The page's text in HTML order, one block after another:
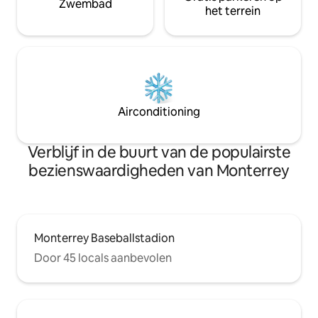
Zwembad
het terrein
Airconditioning
Verblijf in de buurt van de populairste
bezienswaardigheden van Monterrey
Monterrey Baseballstadion
Door 45 locals aanbevolen